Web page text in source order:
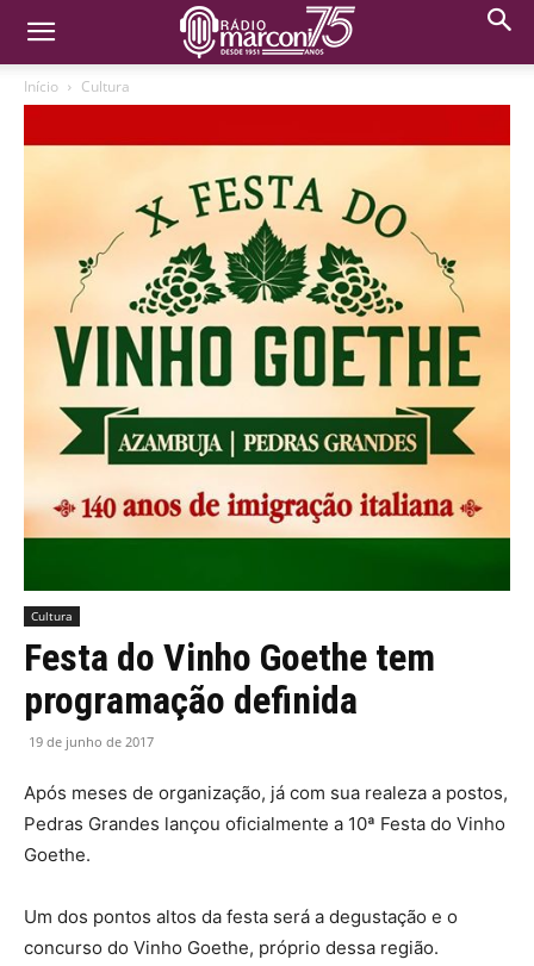
Início Cultura
Cultura
Festa do Vinho Goethe tem
programação definida
19 de junho de 2017
Após meses de organização, já com sua realeza a postos,
Pedras Grandes lançou oficialmente a 10ª Festa do Vinho
Goethe.
Um dos pontos altos da festa será a degustação e o
concurso do Vinho Goethe, próprio dessa região.